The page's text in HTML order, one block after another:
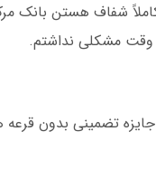
ها کاملاً شفاف هستن
تضمینی بدون